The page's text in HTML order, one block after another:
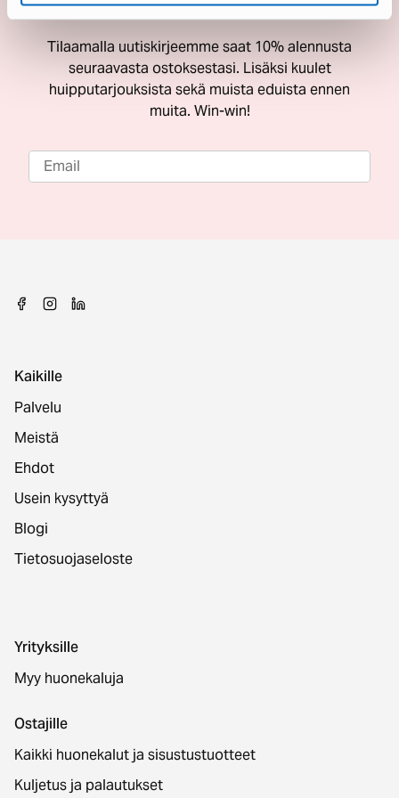
ostoksestasi
Tilaamalla uutiskirjeemme saat 10% alennusta
seuraavasta ostoksestasi. Lisäksi kuulet
huipputarjouksista sekä muista eduista ennen
muita. Win-win!
Kaikille
Palvelu
Meistä
Ehdot
Usein kysyttyä
Blogi
Tietosuojaseloste
Yrityksille
Myy huonekaluja
Ostajille
Kaikki huonekalut ja sisustustuotteet
Kuljetus ja palautukset